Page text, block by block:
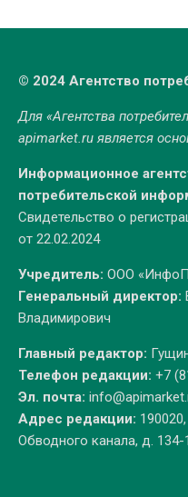
© 2024 Агентство
Для «Агентства
apimarket.ruявляется
Информационное
потребительской
Свидетельство о
от 22.02.2024
Учредитель: ООО
Генеральный директор:
Владимирович
Главный редактор:
Телефон редакции: +7
Эл. почта:
Адрес редакции:
Обводного канала, д. 134-